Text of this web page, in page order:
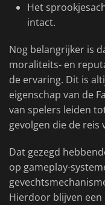
Het
intact.
Nog belangrijker is
moraliteits- en
de ervaring. Dit is
eigenschap van de
van spelers leiden
gevolgen die de reis
Dat gezegd
op gameplay-
Hierdoor blijven